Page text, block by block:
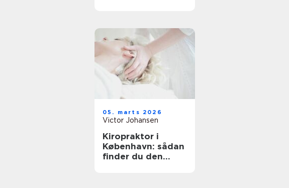
05. marts 2026
Victor Johansen
Kiropraktor i
København: sådan
finder du den